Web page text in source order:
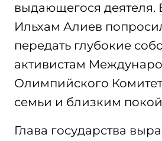
выдающегося деятеля.
Ильхам Алиев
передать глубокие
активистам
Олимпийского
семьи и близким
Глава государства